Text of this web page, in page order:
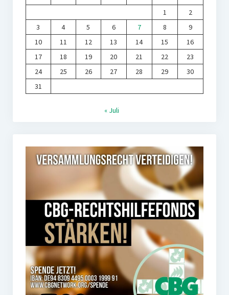
1
2
3
4 5 6 7 8
9
10
11 12 13 14 15
16
17
18 19 20 21 22
23
24
25 26 27 28 29
30
31
« Juli